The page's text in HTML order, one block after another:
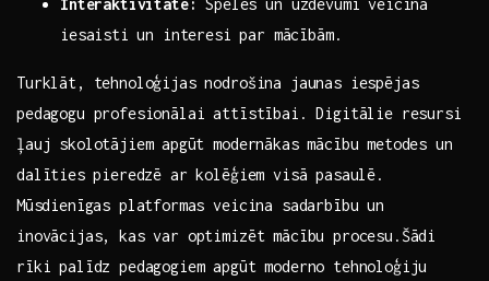
Interaktivitāte: Spēles ​un uzdevumi ‌veicina
iesaisti ⁣un interesi ⁣par mācībām.
Turklāt, ​tehnoloģijas nodrošina jaunas iespējas
pedagogu profesionālai attīstībai. Digitālie resursi⁤
ļauj skolotājiem⁢ apgūt modernākas mācību metodes⁣ un
dalīties ⁢pieredzē ar kolēģiem visā pasaulē.
⁤Mūsdienīgas platformas veicina​ sadarbību un
inovācijas, kas var‌ optimizēt mācību procesu.Šādi
rīki ‍palīdz pedagogiem apgūt moderno tehnoloģiju